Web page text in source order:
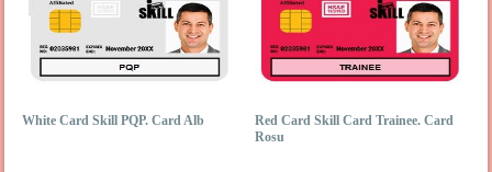
White Card Skill PQP. Card Alb
Red Card Skill Card Trainee. Card
Rosu